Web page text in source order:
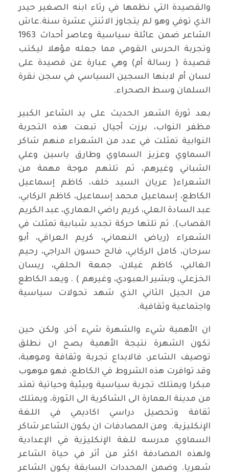
والقصيدة التي نظمها في رثاء ابنه الصغير حيدر
الذي توفي وهو لم يتجاوز الاثنتي عشرة سنة.عاش
الشاعر ضمن عائلة سياسية وعاصر أحداث 1963
وتجربة الحرس القومي مما جعله مؤهلا ليكتب
قصيدة ( رسالة أم) وهي عبارة عن قصيدة على
لسان أم لابنها السجين السياسي في سجن نقرة
السلمان وسط الصحراء.
بعد ثورة الشعر الحديث على يد الشاعر الكبير
مظفر النواب، برزت أجيال تبعت هذه التجربة
النوابية تمثلت في عدد من الشعراء منهم شاكر
السماوي وعزيز السماوي وطارق ياسين وعلي
الشباني وغيرهم، ثم تلتهم موجة مهمة من
الشعراء( عريان السيد خلف، كاظم إسماعيل
الكاطع، إسماعيل محمد إسماعيل، كاظم الركابي،
عبد السادة العلي، كريم راضي العماري، عبد الكريم
القصاب). ثم تلتها حركة تجديد شبابية تمثلت في
الشعراء (رياض النعماني، كريم العراقي، أبو
سرحان، كامل الركابي، فالح حسون الدراجي، رحيم
الغالبي، كاظم غيلان، جمعة الحلفي، ريسان
الخزعلي، وبشير العبودي، وغيرهم ) . ويعد الكاطع
من الجيل الثاني الذي شهد تحولات سياسية
واجتماعية وثقافية.
ان الأهمية شيء والشهرة شيء آخر. ولكن حين
تكون الشهرة نتيجة الأهمية يصح ان نطلق
توصيف الشاعر، فالابداع تجربة وثقافة وموهبة،
وقد توافرت هذه الشروط في الكاطع، فهو موهوب
مبكرا ويمتلك تجربة سياسية وبيئية وحياتية تمتد
من مدينة العمارة الى الشاكرية الى الثورة، ويمتلك
ثقافة وتحصيل دراسي اكاديمي في اللغة
الإنكليزية. ومن المصادفات ان يكون الشاعر شاكر
السماوي مدرسه للغة الإنكليزية في الإعدادية
ولهذه المصادفة اكثر من أثر في حياة الشاعر
شعريا. وضمن المحددات السابقة يكون الشاعر